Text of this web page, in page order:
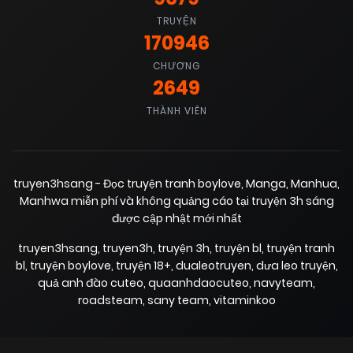
09/02/2026
09/02/2026
09/02/2026
Chapter 52(VIP) 09/02/2026
TRUYỆN
170946
CHƯƠNG
2649
THÀNH VIÊN
truyen3hsang - Đọc truyện tranh boylove, Manga, Manhua,
Manhwa miễn phí và không quảng cáo tại truyện 3h sáng
được cập nhật mới nhất
truyen3hsang, truyen3h, truyện 3h, truyện bl, truyện tranh
bl, truyện boylove, truyện 18+, dualeotruyen, dưa leo truyện,
quả anh đào cuteo, quaanhdaocuteo, navyteam,
roadsteam, sany team, vitaminkoo